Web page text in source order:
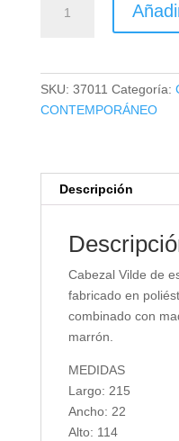
VILDE
SKU: 37011 Categoría:
CONTEMPORÁNEO
Descripción
Cabezal Vilde de
fabricado en
combinado con
marrón.
MEDIDAS
Largo: 215
Ancho: 22
Alto: 114